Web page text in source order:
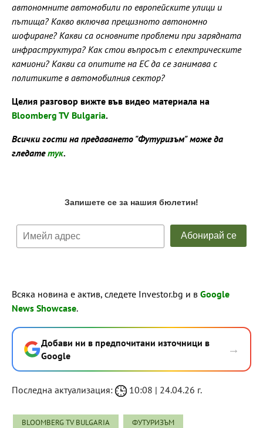
автономните автомобили по европейските улици и
пътища? Какво включва прецизното автономно
шофиране? Какви са основните проблеми при зарядната
инфраструктура? Как стои въпросът с електрическите
камиони? Какви са опитите на ЕС да се занимава с
политиките в автомобилния сектор?
Целия разговор вижте във видео материала на
Bloomberg TV Bulgaria.
Всички гости на предаването "Футуризъм" може да
гледатетук.
Всяка новина е актив, следете Investor.bg и в Google
News Showcase.
Добави ни в предпочитани източници в
Google
→
Последна актуализация: 10:08 | 24.04.26 г.
BLOOMBERG TV BULGARIA ФУТУРИЗЪМ